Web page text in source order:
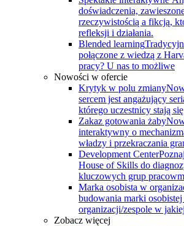
doświadczenia,
rzeczywistością a fikcją,
refleksji i działania.
Blended learning
połączone z wiedzą z
pracy? U nas to możliwe
Nowości w ofercie
Krytyk w polu zmiany
sercem jest angażujący
którego uczestnicy stają
Zakaz gotowania żaby
interaktywny o
władzy i przekraczania
Development Center
House of Skills do
kluczowych grup
Marka osobista w
budowania marki
organizacji/zespole w
Zobacz więcej